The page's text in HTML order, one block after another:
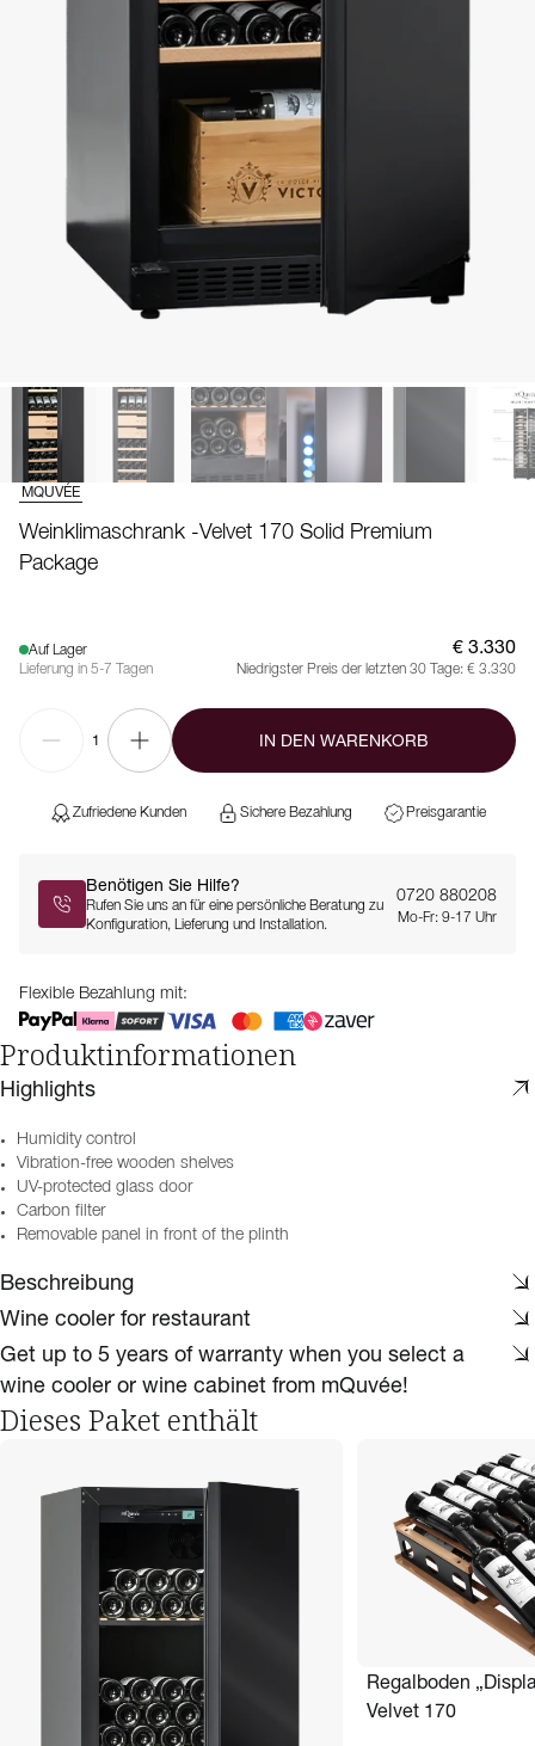
MQUVÉE
Weinklimaschrank -Velvet 170 Solid Premium
Package
Auf Lager
Lieferung in 5-7 Tagen
€ 3.330
Niedrigster Preis der letzten 30 Tage: € 3.330
1 IN DEN WARENKORB
Zufriedene Kunden Sichere Bezahlung Preisgarantie
Benötigen Sie Hilfe?
Rufen Sie uns an für eine persönliche Beratung zu
Konfiguration, Lieferung und Installation.
0720 880208
Mo-Fr: 9-17 Uhr
Flexible Bezahlung mit:
Produktinformationen
Highlights
Humidity control
Vibration-free wooden shelves
UV-protected glass door
Carbon filter
Removable panel in front of the plinth
Beschreibung
Wine cooler for restaurant
Get up to 5 years of warranty when you select a
wine cooler or wine cabinet from mQuvée!
Dieses Paket enthält
Regalboden
Velvet 170